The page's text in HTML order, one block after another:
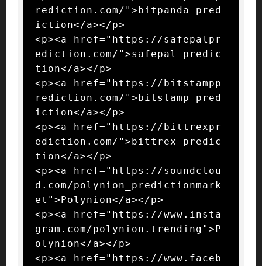
rediction.com/">bitpanda pred
iction</a></p>
<p><a href="https://safepalpr
ediction.com/">safepal predic
tion</a></p>
<p><a href="https://bitstampp
rediction.com/">bitstamp pred
iction</a></p>
<p><a href="https://bittrexpr
ediction.com/">bittrex predic
tion</a></p>
<p><a href="https://soundclou
d.com/polynion_predictionmark
et">Polynion</a></p>
<p><a href="https://www.insta
gram.com/polynion.trending">P
olynion</a></p>
<p><a href="https://www.faceb